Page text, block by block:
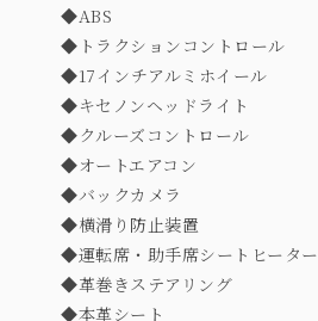
◆ABS
◆ トラクションコントロール
◆17 インチアルミホイール
◆キセノンヘッドライト
◆ クルーズコントロール
◆オートエアコン
◆バックカメラ
◆横滑り防止装置
◆運転席・助手席シートヒーター
◆革巻きステアリング
◆本革シート